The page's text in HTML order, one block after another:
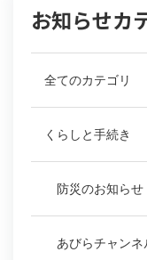
お知らせカ
全てのカテゴリ
くらしと手続き
防災のお知らせ
あびらチャンネ